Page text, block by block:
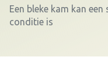
Een bleke kam kan
conditie is